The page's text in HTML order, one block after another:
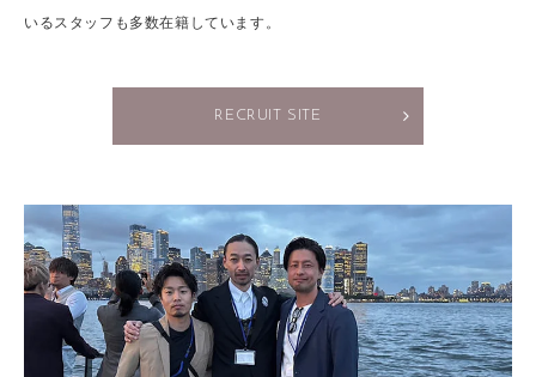
いるスタッフも多数在籍しています。
RECRUIT SITE